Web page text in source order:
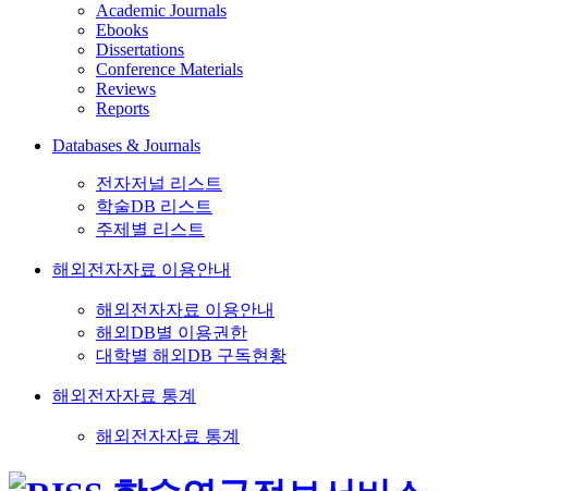
Academic Journals
Ebooks
Dissertations
Conference Materials
Reviews
Reports
Databases & Journals
전자저널 리스트
학술DB 리스트
주제별 리스트
해외전자자료 이용안내
해외전자자료 이용안내
해외DB별 이용권한
대학별 해외DB 구독현황
해외전자자료 통계
해외전자자료 통계